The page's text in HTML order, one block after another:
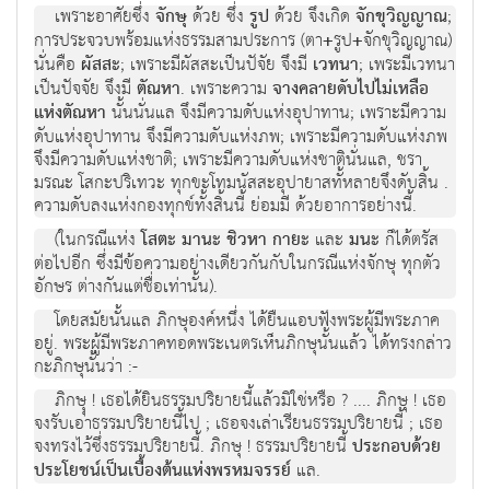
เพราะอาศัยซึ่งจักษุด้วย ซึ่งรูป ด้วย จึงเกิดจักขุวิญญาณ;
การประจวบพร้อมแห่งธรรมสามประการ (ตา+รูป+จักขุวิญญาณ)
นั่นคือ ผัสสะ; เพราะมีผัสสะเป็นปัจัย จึงมี เวทนา; เพระมีเวทนา
เป็นปัจจัย จึงมี ตัณหา. เพราะความ จางคลายดับไปไม่เหลือ
แห่งตัณหา นั้นนั่นแล จึงมีความดับแห่งอุปาทาน; เพราะมีความ
ดับแห่งอุปาทาน จึงมีความดับแห่งภพ; เพราะมีความดับแห่งภพ
จึงมีความดับแห่งชาติ; เพราะมีความดับแห่งชาตินั่นแล, ชรา
มรณะ โสกะปริเทวะ ทุกขะโทมนัสสะอุปายาสทั้หลายจึงดับสิ้น .
ความดับลงแห่งกองทุกข์ทั้งสิ้นนี้ ย่อมมี ด้วยอาการอย่างนี้.
(ในกรณีแห่งโสตะ มานะ ชิวหา กายะ และมนะ ก็ได้ตรัส
ต่อไปอีก ซึ่งมีข้อความอย่างเดียวกันกับในกรณีแห่งจักษุ ทุกตัว
อักษร ต่างกันแต่ชื่อเท่านั้น).
โดยสมัยนั้นแล ภิกษุองค์หนึ่ง ได้ยืนแอบฟังพระผู้มีพระภาค
อยู่. พระผู้มีพระภาคทอดพระเนตรเห็นภิกษุนั้นแล้ว ได้ทรงกล่าว
กะภิกษุนั้นว่า :-
ภิกษุุ ! เธอได้ยินธรรมปริยายนี้แล้วมิใช่หรือ ? .... ภิกษุ ! เธอ
จงรับเอาธรรมปริยายนี้ไป ; เธอจงเล่าเรียนธรรมปริยายนี้ ; เธอ
จงทรงไว้ซึ่งธรรมปริยายนี้. ภิกษุ ! ธรรมปริยายนี้ ประกอบด้วย
ประโยชน์เป็นเบื้องต้นแห่งพรหมจรรย์ แล.